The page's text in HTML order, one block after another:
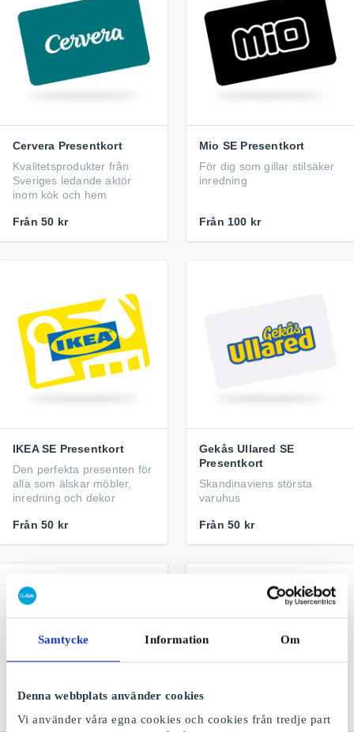
Samtycke Information Om
Denna webbplats använder cookies
Vi använder våra egna cookies och cookies från tredje part
Cervera Presentkort
Kvalitetsprodukter från
Sveriges ledande aktör
inom kök och hem
Från 50 kr
Mio SE Presentkort
För dig som gillar stilsäker
inredning
Från 100 kr
IKEA SE Presentkort
Den perfekta presenten för
alla som älskar möbler,
inredning och dekor
Från 50 kr
Gekås Ullared SE
Presentkort
Skandinaviens största
varuhus
Från 50 kr